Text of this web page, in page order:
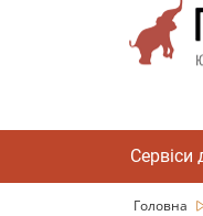
Сервіси
Головна